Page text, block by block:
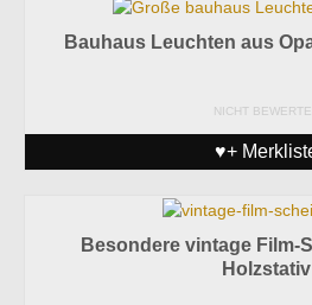
Bauhaus Leuchten aus
NICHT
♥+
Besondere vintage Film-
Holzstativ